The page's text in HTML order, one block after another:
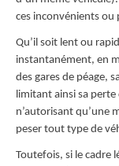
ces inconvénients ou
Qu’il soit lent ou
instantanément, en
des gares de péage,
limitant ainsi sa
n’autorisant qu’une
peser tout type de
Toutefois, si le cadre